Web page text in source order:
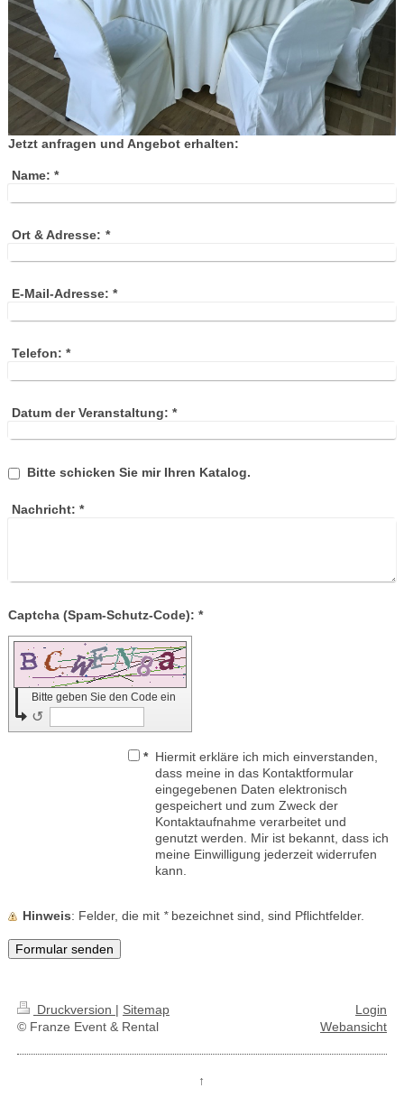
Jetzt anfragen und Angebot erhalten:
Name: *
Ort & Adresse: *
E-Mail-Adresse: *
Telefon: *
Datum der Veranstaltung: *
Bitte schicken Sie mir Ihren Katalog.
Nachricht: *
Captcha (Spam-Schutz-Code): *
Bitte geben Sie den Code ein
↺
* Hiermit erkläre ich mich einverstanden,
dass meine in das Kontaktformular
eingegebenen Daten elektronisch
gespeichert und zum Zweck der
Kontaktaufnahme verarbeitet und
genutzt werden. Mir ist bekannt, dass ich
meine Einwilligung jederzeit widerrufen
kann.
Hinweis : Felder, die mit *bezeichnet sind, sind Pflichtfelder.
Druckversion | Sitemap
© Franze Event & Rental
Login
Webansicht
↑